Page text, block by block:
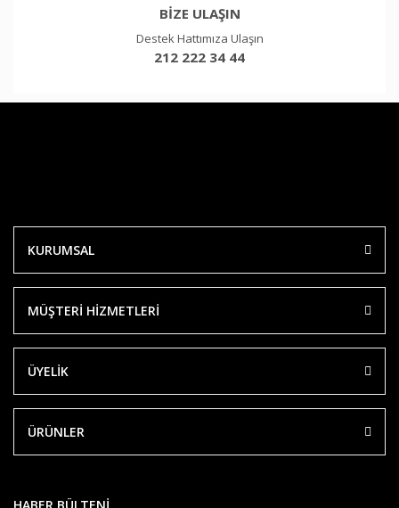
BİZE ULAŞIN
Destek Hattımıza Ulaşın
212 222 34 44
KURUMSAL
MÜŞTERİ HİZMETLERİ
ÜYELİK
ÜRÜNLER
HABER BÜLTENİ